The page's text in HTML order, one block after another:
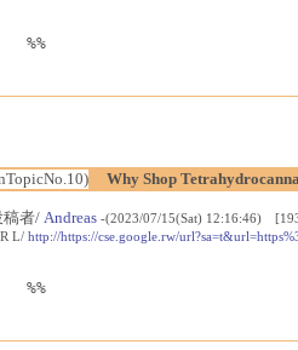
%%
Why Shop
稿者/ Andreas -(2023/07/15(Sat) 12:16:46)
L/ http://https://cse.google.rw/
%%